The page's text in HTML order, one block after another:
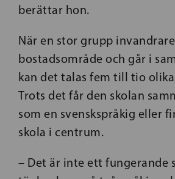
berättar hon.
När en stor grupp
bostadsområde och går i
kan det talas fem till tio olika
Trots det får den skolan
som en svenskspråkig eller
skola i centrum.
– Det är inte ett fungerande